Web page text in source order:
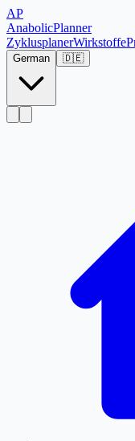
AP
AnabolicPlanner
ZyklusplanerWirkstoffe
German 🇩🇪